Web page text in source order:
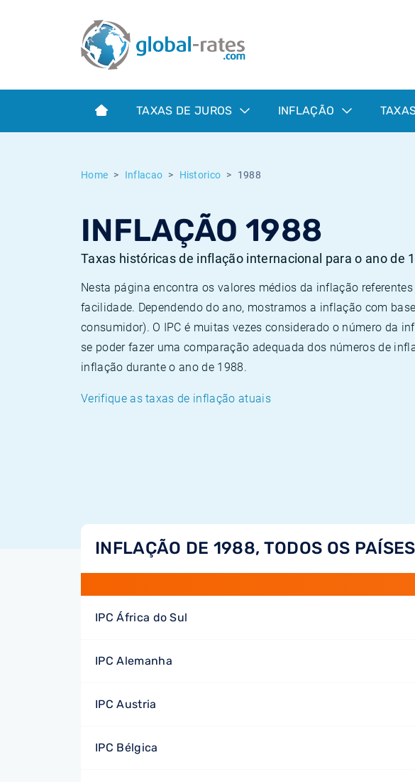
TAXAS DE JUROS INFLAÇÃO
Home Inflacao Historico 1988
INFLAÇÃO 1988
Taxas históricas de inflação internacional para o ano de
Nesta página encontra os valores médios da inflação
facilidade. Dependendo do ano, mostramos a inflação com
consumidor). O IPC é muitas vezes considerado o número da
se poder fazer uma comparação adequada dos números de
inflação durante o ano de 1988.
Verifique as taxas de inflação atuais
INFLAÇÃO DE 1988, TODOS OS PAÍSES
IPC África do Sul
IPC Alemanha
IPC Austria
IPC Bélgica
Term SOFR
O que é a inflação do IPC?
O que é a inflação do IHPC?
Taxas Euribor históricas
Taxas ESTER históricas
Taxas de inflação históricas
Calculadora de inflação